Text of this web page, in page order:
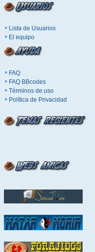
Lista de Usuarios
El equipo
FAQ
FAQ BBcodes
Términos de uso
Política de Privacidad